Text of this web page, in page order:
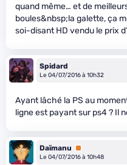
quand même… et de
boules&nbsp;la galette, ça
soi-disant HD vendu le prix
Spidard
Le 04/07/2016 à 10h32
Ayant lâché la PS au
ligne est payant sur ps4 ? Il
Daïmanu
Premium
Le 04/07/2016 à 10h48